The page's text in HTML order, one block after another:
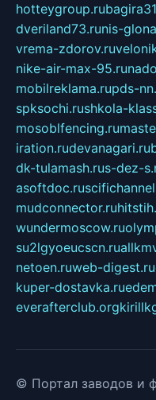
hotteygroup.ru
dveriland73.runis-
vrema-zdorov.ru
nike-air-max-95.ru
mobilreklama.rupds-
spksochi.rushkola-
mosoblfencing.ru
iration.rudevanagari.ru
dk-tulamash.rus-dez-
asoftdoc.ru
mudconnector.ru
wundermoscow.ru
su2lgyoeucscn.ru
netoen.ruweb-digest.ru
kuper-dostavka.ru
everafterclub.org
© Портал заводов и